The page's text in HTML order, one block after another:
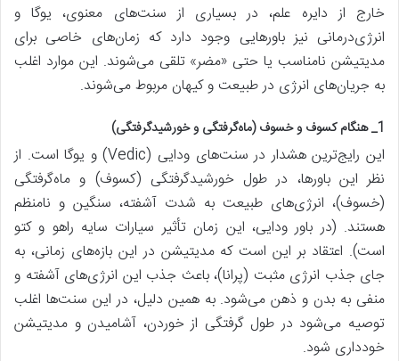
خارج از دایره علم، در بسیاری از سنت‌های معنوی، یوگا و
انرژی‌درمانی نیز باورهایی وجود دارد که زمان‌های خاصی برای
مدیتیشن نامناسب یا حتی «مضر» تلقی می‌شوند. این موارد اغلب
به جریان‌های انرژی در طبیعت و کیهان مربوط می‌شوند.
1_ هنگام کسوف و خسوف (ماه‌گرفتگی و خورشیدگرفتگی)
این رایج‌ترین هشدار در سنت‌های ودایی (Vedic) و یوگا است. از
نظر این باورها، در طول خورشیدگرفتگی (کسوف) و ماه‌گرفتگی
(خسوف)، انرژی‌های طبیعت به شدت آشفته، سنگین و نامنظم
هستند. (در باور ودایی، این زمان تأثیر سیارات سایه راهو و کتو
است). اعتقاد بر این است که مدیتیشن در این بازه‌های زمانی، به
جای جذب انرژی مثبت (پرانا)، باعث جذب این انرژی‌های آشفته و
منفی به بدن و ذهن می‌شود. به همین دلیل، در این سنت‌ها اغلب
توصیه می‌شود در طول گرفتگی از خوردن، آشامیدن و مدیتیشن
خودداری شود.